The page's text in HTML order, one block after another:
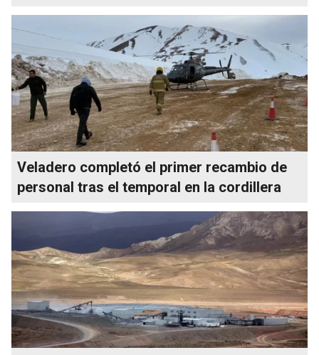
Veladero completó el primer recambio de
personal tras el temporal en la cordillera